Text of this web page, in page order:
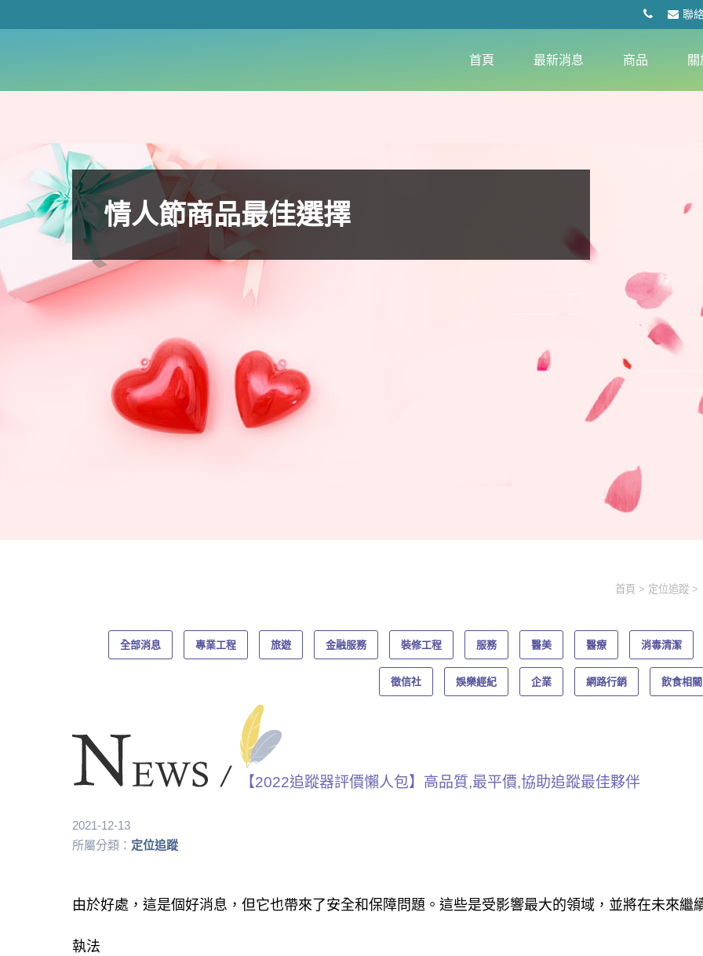
聯
首頁 最新消息 商品
情人節商品最佳選擇
首頁 定位追蹤
全部消息 專業工程 旅遊 金融服務 裝修工程 服務 醫美 醫療 消毒清潔
徵信社 娛樂經紀 企業 網路行銷 飲食相關
【2022追蹤器評價懶人包】高品質,最平價,協助追蹤最佳夥伴
2021-12-13
所屬分類： 定位追蹤
由於好處，這是個好消息，但它也帶來了安全和保障問題。這些是受影響最大的領域，並將在未來繼
執法